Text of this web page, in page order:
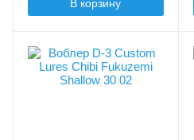
В корзину
Цвет приманки
02